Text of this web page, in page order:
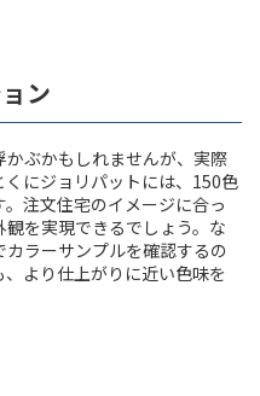
ン
ぶかもしれませんが、実際
にジョリパットには、150色
注文住宅のイメージに合っ
を実現できるでしょう。な
ラーサンプルを確認するの
より仕上がりに近い色味を